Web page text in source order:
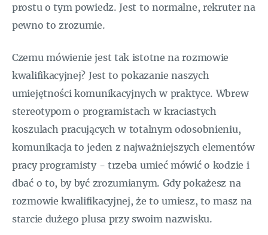
prostu o tym powiedz. Jest to normalne, rekruter na
pewno to zrozumie.
Czemu mówienie jest tak istotne na rozmowie
kwalifikacyjnej? Jest to pokazanie naszych
umiejętności komunikacyjnych w praktyce. Wbrew
stereotypom o programistach w kraciastych
koszulach pracujących w totalnym odosobnieniu,
komunikacja to jeden z najważniejszych elementów
pracy programisty - trzeba umieć mówić o kodzie i
dbać o to, by być zrozumianym. Gdy pokażesz na
rozmowie kwalifikacyjnej, że to umiesz, to masz na
starcie dużego plusa przy swoim nazwisku.